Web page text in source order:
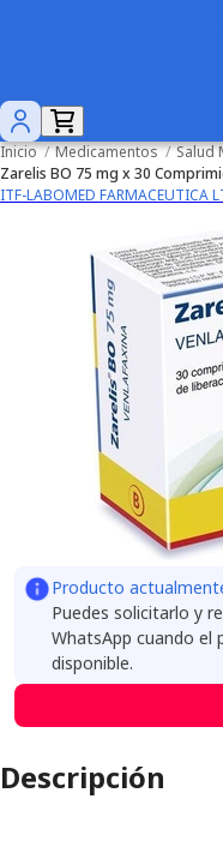
Inicio / Medicamentos / Salud
ITF-LABOMED FARMACEUTICA
Producto
Puedes solicitarlo y
WhatsApp cuando el
disponible.
Descripción